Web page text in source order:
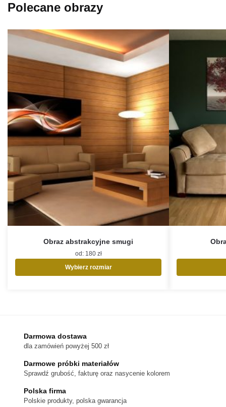
Polecane obrazy
Obraz abstrakcyjne smugi
od: 180 zł
Wybierz rozmiar
wybrać
stronie
produktu
Darmowa dostawa
dla zamówień powyżej 500 zł
Darmowe próbki materiałów
Sprawdź grubość, fakturę oraz nasycenie kolorem
Polska firma
Polskie produkty, polska gwarancja